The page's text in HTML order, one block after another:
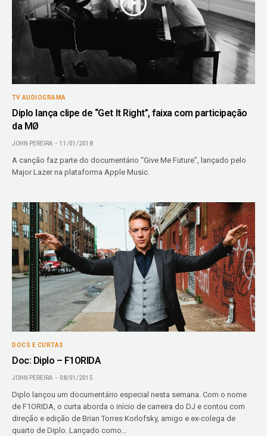
TV AUDIOGRAMA
Diplo lança clipe de “Get It Right”, faixa com participação
da MØ
JOHN PEREIRA 11/01/2018
A canção faz parte do documentário “Give Me Future”, lançado pelo
Major Lazer na plataforma Apple Music.
DOCS E CURTAS
Doc: Diplo – F1ORIDA
JOHN PEREIRA 08/01/2015
Diplo lançou um documentário especial nesta semana. Com o nome
de F1ORIDA, o curta aborda o início de carreira do DJ e contou com
direção e edição de Brian Torres Korlofsky, amigo e ex-colega de
quarto de Diplo. Lançado como…